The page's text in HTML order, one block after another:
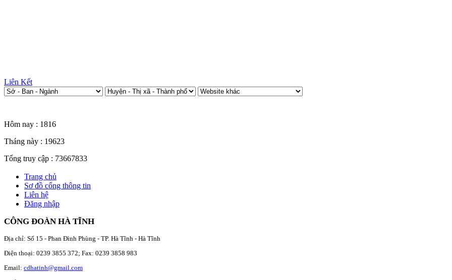
Liên Kết
Hôm nay : 1816
Tháng này : 19623
Tổng truy cập : 73667833
Trang chủ
Sơ đồ cổng thông tin
Liên hệ
Đăng nhập
CÔNG ĐOÀN HÀ TĨNH
Địa chỉ: Số 15 - Phan Đình Phùng - TP. Hà Tĩnh - Hà Tĩnh
Điện thoại: 0239 3855 372; Fax: 0239 3858 983
Email: cdhatinh@gmail.com